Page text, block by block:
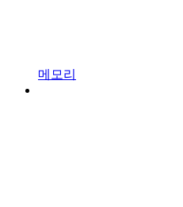
메모리